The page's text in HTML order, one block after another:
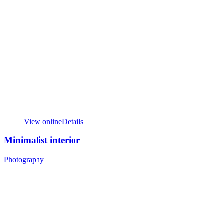
View onlineDetails
Minimalist interior
Photography